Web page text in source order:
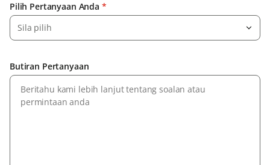
Pilih Pertanyaan Anda *
Sila pilih
Butiran Pertanyaan